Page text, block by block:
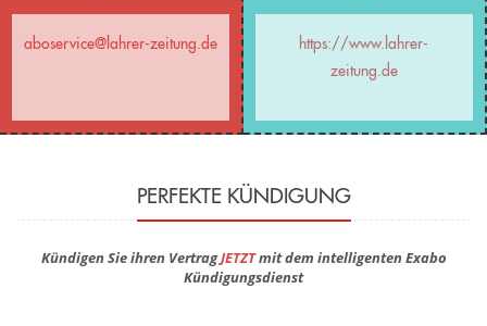
aboservice@lahrer-zeitung.de
https://www.lahrer-
zeitung.de
PERFEKTE KÜNDIGUNG
Kündigen Sie ihren VertragJETZTmit dem intelligenten Exabo
Kündigungsdienst